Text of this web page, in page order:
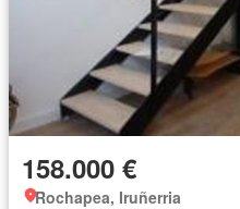
158.000 €
Rochapea, Iruñerria